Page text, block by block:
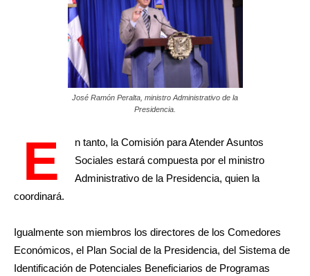
José Ramón Peralta, ministro Administrativo de la
Presidencia.
E
n tanto, la Comisión para Atender Asuntos
Sociales estará compuesta por el ministro
Administrativo de la Presidencia, quien la
coordinará.
Igualmente son miembros los directores de los Comedores
Económicos, el Plan Social de la Presidencia, del Sistema de
Identificación de Potenciales Beneficiarios de Programas